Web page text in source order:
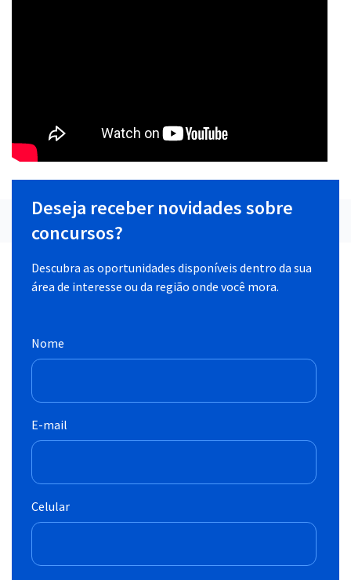
Deseja receber novidades sobre
concursos?
Descubra as oportunidades disponíveis dentro da sua
área de interesse ou da região onde você mora.
Nome
E-mail
Celular